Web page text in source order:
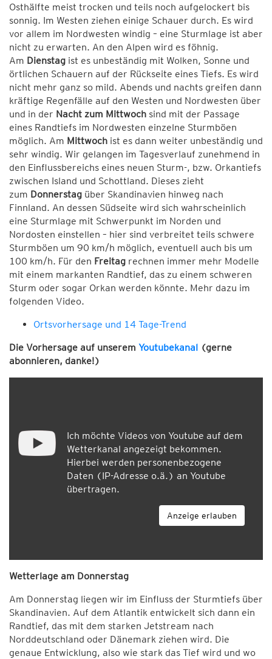
Osthälfte meist trocken und teils noch aufgelockert bis
sonnig. Im Westen ziehen einige Schauer durch. Es wird
vor allem im Nordwesten windig – eine Sturmlage ist aber
nicht zu erwarten. An den Alpen wird es föhnig.
Am Dienstag ist es unbeständig mit Wolken, Sonne und
örtlichen Schauern auf der Rückseite eines Tiefs. Es wird
nicht mehr ganz so mild. Abends und nachts greifen dann
kräftige Regenfälle auf den Westen und Nordwesten über
und in der Nacht zum Mittwoch sind mit der Passage
eines Randtiefs im Nordwesten einzelne Sturmböen
möglich. Am Mittwoch ist es dann weiter unbeständig und
sehr windig. Wir gelangen im Tagesverlauf zunehmend in
den Einflussbereichs eines neuen Sturm-, bzw. Orkantiefs
zwischen Island und Schottland. Dieses zieht
zum Donnerstag über Skandinavien hinweg nach
Finnland. An dessen Südseite wird sich wahrscheinlich
eine Sturmlage mit Schwerpunkt im Norden und
Nordosten einstellen – hier sind verbreitet teils schwere
Sturmböen um 90 km/h möglich, eventuell auch bis um
100 km/h. Für den Freitag rechnen immer mehr Modelle
mit einem markanten Randtief, das zu einem schweren
Sturm oder sogar Orkan werden könnte. Mehr dazu im
folgenden Video.
Ortsvorhersage und 14 Tage-Trend
Die Vorhersage auf unserem Youtubekanal (gerne
abonnieren, danke!)
Ich möchte Videos von Youtube auf dem
Wetterkanal angezeigt bekommen.
Hierbei werden personenbezogene
Daten (IP-Adresse o.ä.) an Youtube
übertragen.
Anzeige erlauben
Wetterlage am Donnerstag
Am Donnerstag liegen wir im Einfluss der Sturmtiefs über
Skandinavien. Auf dem Atlantik entwickelt sich dann ein
Randtief, das mit dem starken Jetstream nach
Norddeutschland oder Dänemark ziehen wird. Die
genaue Entwicklung, also wie stark das Tief wird und wo